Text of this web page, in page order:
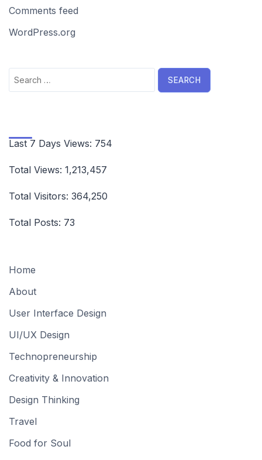
Comments feed
WordPress.org
Search
for:
Last 7 Days Views: 754
Total Views: 1,213,457
Total Visitors: 364,250
Total Posts: 73
Home
About
User Interface Design
UI/UX Design
Technopreneurship
Creativity & Innovation
Design Thinking
Travel
Food for Soul